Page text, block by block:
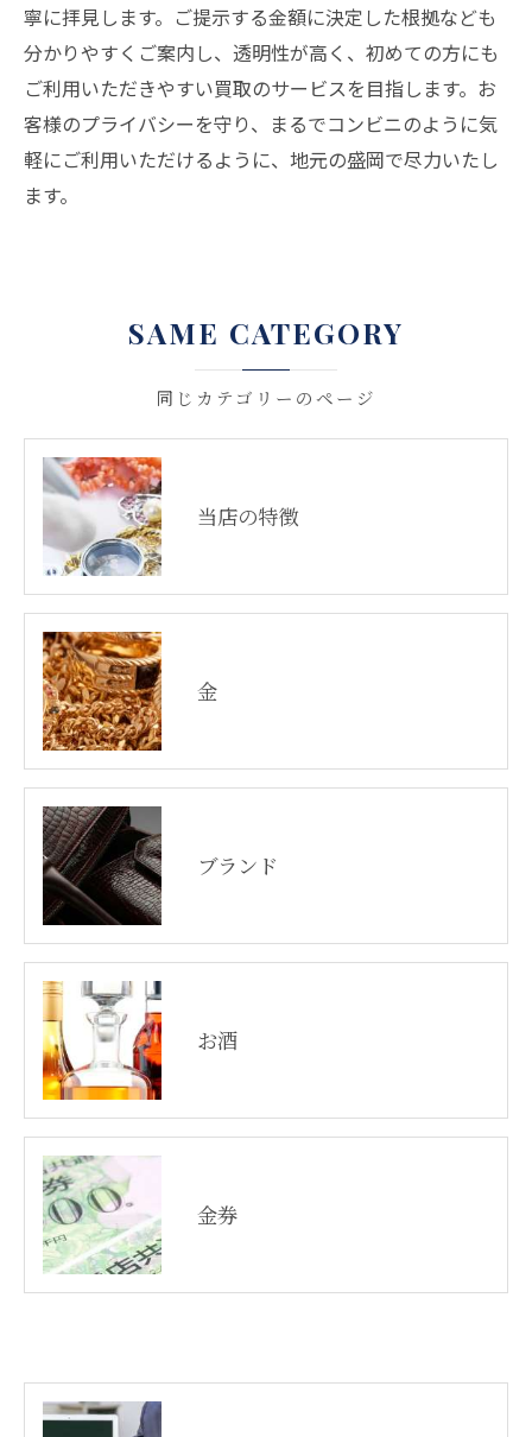
寧に拝見します。ご提示する金額に決定した根拠なども
分かりやすくご案内し、透明性が高く、初めての方にも
ご利用いただきやすい買取のサービスを目指します。お
客様のプライバシーを守り、まるでコンビニのように気
軽にご利用いただけるように、地元の盛岡で尽力いたし
ます。
同じカテゴリーのページ
SAME CATEGORY
当店の特徴
金
ブランド
お酒
金券